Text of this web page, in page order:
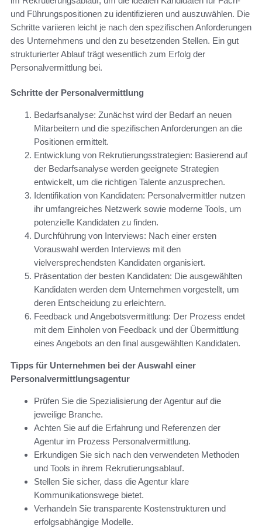
und Führungspositionen zu identifizieren und auszuwählen. Die
Schritte variieren leicht je nach den spezifischen Anforderungen
des Unternehmens und den zu besetzenden Stellen. Ein gut
strukturierter Ablauf trägt wesentlich zum Erfolg der
Personalvermittlung bei.
Schritte der Personalvermittlung
Bedarfsanalyse: Zunächst wird der Bedarf an neuen
Mitarbeitern und die spezifischen Anforderungen an die
Positionen ermittelt.
Entwicklung von Rekrutierungsstrategien: Basierend auf
der Bedarfsanalyse werden geeignete Strategien
entwickelt, um die richtigen Talente anzusprechen.
Identifikation von Kandidaten: Personalvermittler nutzen
ihr umfangreiches Netzwerk sowie moderne Tools, um
potenzielle Kandidaten zu finden.
Durchführung von Interviews: Nach einer ersten
Vorauswahl werden Interviews mit den
vielversprechendsten Kandidaten organisiert.
Präsentation der besten Kandidaten: Die ausgewählten
Kandidaten werden dem Unternehmen vorgestellt, um
deren Entscheidung zu erleichtern.
Feedback und Angebotsvermittlung: Der Prozess endet
mit dem Einholen von Feedback und der Übermittlung
eines Angebots an den final ausgewählten Kandidaten.
Tipps für Unternehmen bei der Auswahl einer
Personalvermittlungsagentur
Prüfen Sie die Spezialisierung der Agentur auf die
jeweilige Branche.
Achten Sie auf die Erfahrung und Referenzen der
Agentur im Prozess Personalvermittlung.
Erkundigen Sie sich nach den verwendeten Methoden
und Tools in ihrem Rekrutierungsablauf.
Stellen Sie sicher, dass die Agentur klare
Kommunikationswege bietet.
Verhandeln Sie transparente Kostenstrukturen und
erfolgsabhängige Modelle.